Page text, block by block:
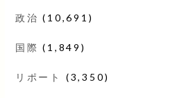
政治 (10,691)
国際 (1,849)
リポート (3,350)